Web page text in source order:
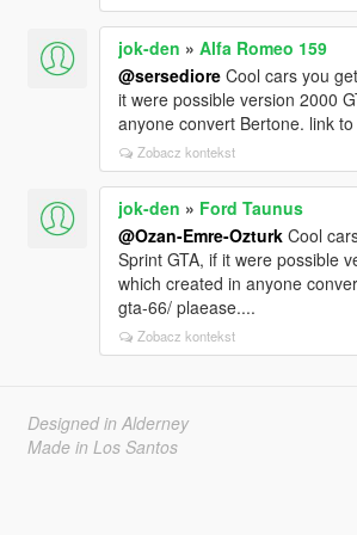
<Item type="NULL" />
<Item type="NULL" />
</SubHandlingData>
</Item>
</HandlingData>
</CHandlingDataMgr>
jok-den » Alfa Romeo 159
@sersedioreCool cars you
it were possible version 2000
anyone convert Bertone. link
Zobacz kontekst
jok-den » Ford Taunus
@Ozan-Emre-OzturkCool
Sprint GTA, if it were possible
which created in anyone
gta-66/ plaease....
Zobacz kontekst
Designed in Alderney
Made in Los Santos